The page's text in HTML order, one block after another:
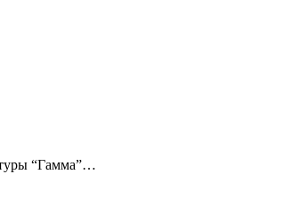
“Гамма”…